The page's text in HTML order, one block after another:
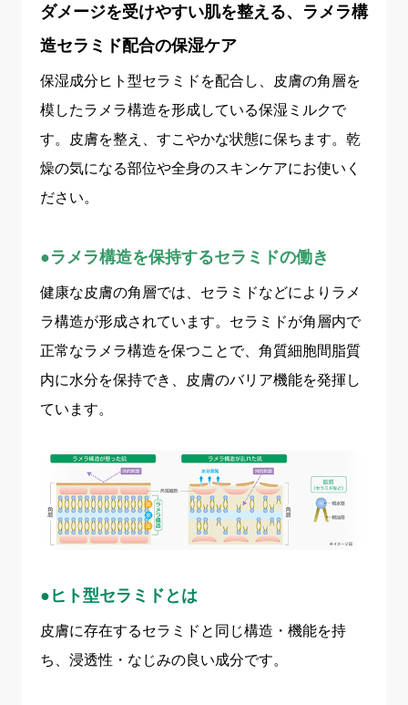
ダメージを受けやすい肌を整える、ラメラ構
造セラミド配合の保湿ケア
保湿成分ヒト型セラミドを配合し、皮膚の角層を
模したラメラ構造を形成している保湿ミルクで
す。皮膚を整え、すこやかな状態に保ちます。乾
燥の気になる部位や全身のスキンケアにお使いく
ださい。
●ラメラ構造を保持するセラミドの働き
健康な皮膚の角層では、セラミドなどによりラメ
ラ構造が形成されています。セラミドが角層内で
正常なラメラ構造を保つことで、角質細胞間脂質
内に水分を保持でき、皮膚のバリア機能を発揮し
ています。
●ヒト型セラミドとは
皮膚に存在するセラミドと同じ構造・機能を持
ち、浸透性・なじみの良い成分です。